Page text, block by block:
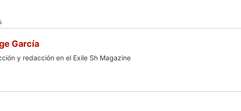
García
y redacción en el Exile Sh Magazine